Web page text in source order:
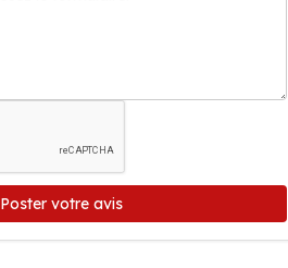
Poster votre avis